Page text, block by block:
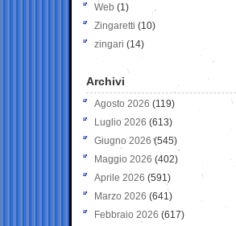
Web (1)
Zingaretti (10)
zingari (14)
Archivi
Agosto 2026 (119)
Luglio 2026 (613)
Giugno 2026 (545)
Maggio 2026 (402)
Aprile 2026 (591)
Marzo 2026 (641)
Febbraio 2026 (617)